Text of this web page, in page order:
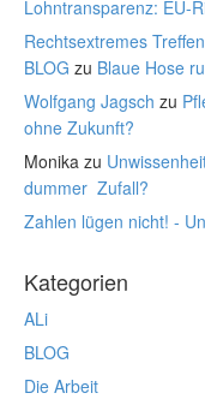
Lohntransparenz: EU-
Rechtsextremes
BLOG zu Blaue Hose
Wolfgang Jagsch zu
ohne Zukunft?
Monika zu
dummer Zufall?
Zahlen lügen nicht! -
Kategorien
ALi
BLOG
Die Arbeit